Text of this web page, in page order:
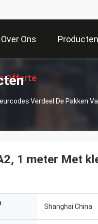
Over Ons Producten
Offerte
Verdeel De Pakken
1 meter Met
Shanghai China